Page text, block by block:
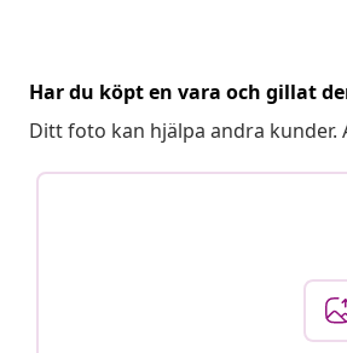
Har du köpt en vara och gillat
Ditt foto kan hjälpa andra